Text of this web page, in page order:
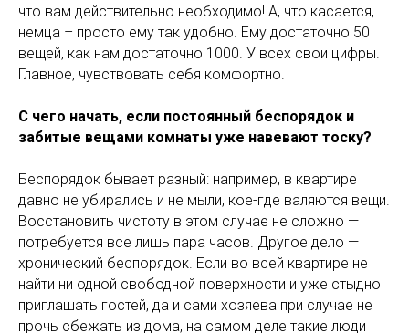
что вам действительно необходимо! А, что касается,
немца – просто ему так удобно. Ему достаточно 50
вещей, как нам достаточно 1000. У всех свои цифры.
Главное, чувствовать себя комфортно.
С чего начать, если постоянный беспорядок и
забитые вещами комнаты уже навевают тоску?
Беспорядок бывает разный: например, в квартире
давно не убирались и не мыли, кое-где валяются вещи.
Восстановить чистоту в этом случае не сложно —
потребуется все лишь пара часов. Другое дело —
хронический беспорядок. Если во всей квартире не
найти ни одной свободной поверхности и уже стыдно
приглашать гостей, да и сами хозяева при случае не
прочь сбежать из дома, на самом деле такие люди